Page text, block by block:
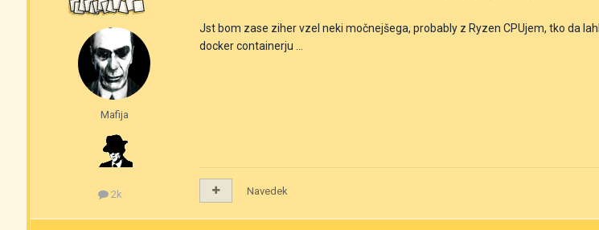
Mafija
2k
Jst bom zase ziher vzel neki močnejšega, probably z Ryzen CPUjem, tko da
docker containerju ...
Navedek